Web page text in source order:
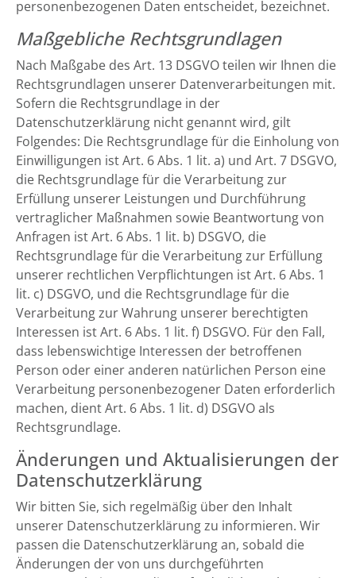
personenbezogenen Daten entscheidet, bezeichnet.
Maßgebliche Rechtsgrundlagen
Nach Maßgabe des Art. 13 DSGVO teilen wir Ihnen die
Rechtsgrundlagen unserer Datenverarbeitungen mit.
Sofern die Rechtsgrundlage in der
Datenschutzerklärung nicht genannt wird, gilt
Folgendes: Die Rechtsgrundlage für die Einholung von
Einwilligungen ist Art. 6 Abs. 1 lit. a) und Art. 7 DSGVO,
die Rechtsgrundlage für die Verarbeitung zur
Erfüllung unserer Leistungen und Durchführung
vertraglicher Maßnahmen sowie Beantwortung von
Anfragen ist Art. 6 Abs. 1 lit. b) DSGVO, die
Rechtsgrundlage für die Verarbeitung zur Erfüllung
unserer rechtlichen Verpflichtungen ist Art. 6 Abs. 1
lit. c) DSGVO, und die Rechtsgrundlage für die
Verarbeitung zur Wahrung unserer berechtigten
Interessen ist Art. 6 Abs. 1 lit. f) DSGVO. Für den Fall,
dass lebenswichtige Interessen der betroffenen
Person oder einer anderen natürlichen Person eine
Verarbeitung personenbezogener Daten erforderlich
machen, dient Art. 6 Abs. 1 lit. d) DSGVO als
Rechtsgrundlage.
Änderungen und Aktualisierungen der
Datenschutzerklärung
Wir bitten Sie, sich regelmäßig über den Inhalt
unserer Datenschutzerklärung zu informieren. Wir
passen die Datenschutzerklärung an, sobald die
Änderungen der von uns durchgeführten